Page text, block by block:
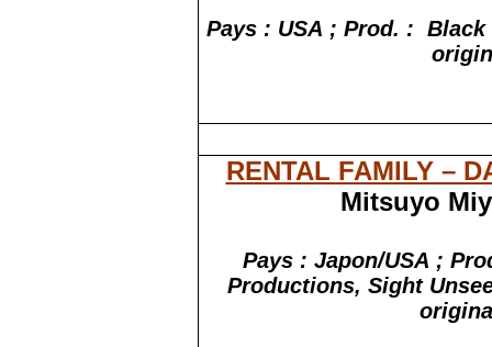
Pays : USA ; Prod. :
RENTAL FAMILY –
Mitsuyo
Pays : Japon/USA ;
Productions, Sight